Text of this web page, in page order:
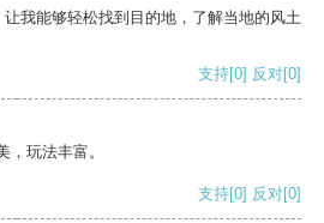
我能够轻松找到目的地，了解当地的风土
支持[0] 反对[0]
玩法丰富。
支持[0] 反对[0]